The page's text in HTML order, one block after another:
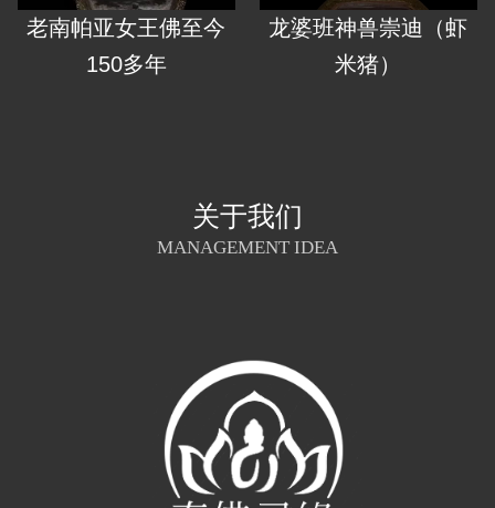
老南帕亚女王佛至今
150多年
龙婆班神兽崇迪（虾
米猪）
关于我们
MANAGEMENT IDEA